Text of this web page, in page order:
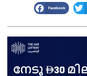
Facebook